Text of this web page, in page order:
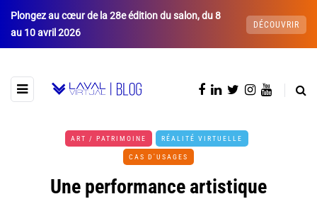
Plongez au cœur de la 28e édition du salon, du 8
au 10 avril 2026
DÉCOUVRIR
ART / PATRIMOINE RÉALITÉ VIRTUELLE
CAS D'USAGES
Une performance artistique